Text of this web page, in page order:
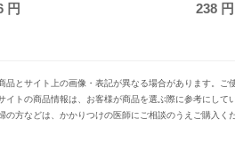
円 238 円
とサイト上の画像・表記が異なる場合があります。ご
トの商品情報は、お客様が商品を選ぶ際に参考にして
方などは、かかりつけの医師にご相談のうえご購入くだ